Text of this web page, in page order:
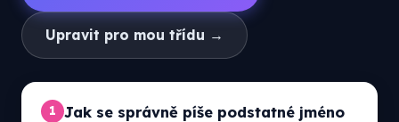
Upravit pro mou třídu →
1 Jak se správně píše podstatné jméno